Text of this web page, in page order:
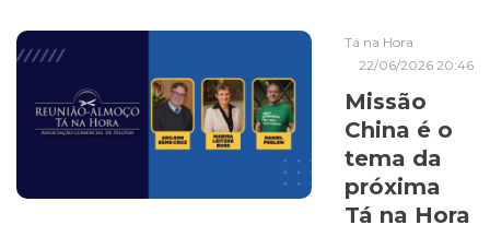
Tá na Hora
22/06/2026 20:46
Missão
China é o
tema da
próxima
Tá na Hora